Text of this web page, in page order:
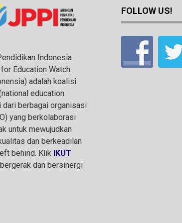
Indonesia
Education Watch
adalah koalisi
education
berbagai organisasi
yang berkolaborasi
untuk mewujudkan
dan berkeadilan
behind. Klik IKUT
dan bersinergi
FOLLOW US!